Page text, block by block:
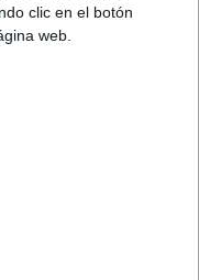
clic en el botón
web.
a 14 días para la